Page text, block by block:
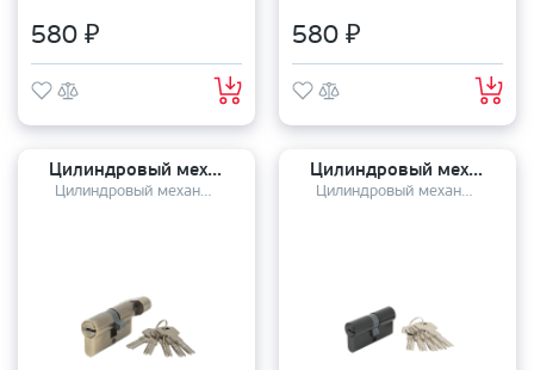
580 ₽ 580 ₽
Цилиндровый механизм TANDOOR TDZM-60-P-С (30*30C) AB
Цилиндровый механизм
Цилиндровый механизм TANDOOR TDZM-60-P (30*30) BLACK
Цилиндровый механизм